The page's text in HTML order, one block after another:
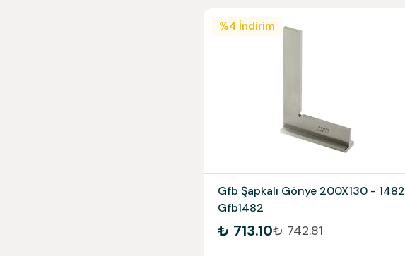
%4 İndirim
Gfb Şapkalı Gönye 200X130 - 1482
Gfb1482
₺ 713.10₺ 742.81